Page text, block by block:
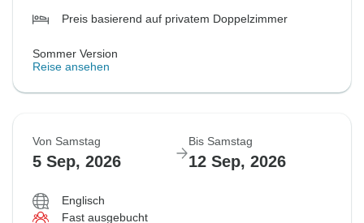
Preis basierend auf privatem Doppelzimmer
Sommer Version
Reise ansehen
Von Samstag
5 Sep, 2026
Bis Samstag
12 Sep, 2026
Englisch
Fast ausgebucht